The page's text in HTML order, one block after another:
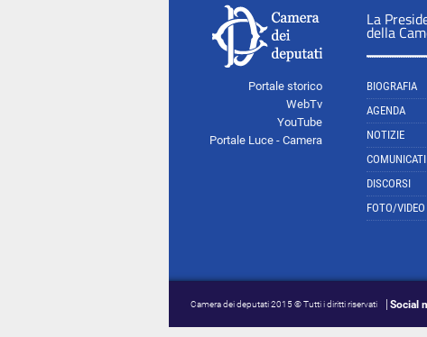
Portale storico
WebTv
YouTube
Portale Luce - Camera
La
della
BIOGRAFIA
AGENDA
NOTIZIE
COMUNICATI
DISCORSI
FOTO/VIDEO
Camera dei deputati 2015 © Tutti i diritti riservati Social